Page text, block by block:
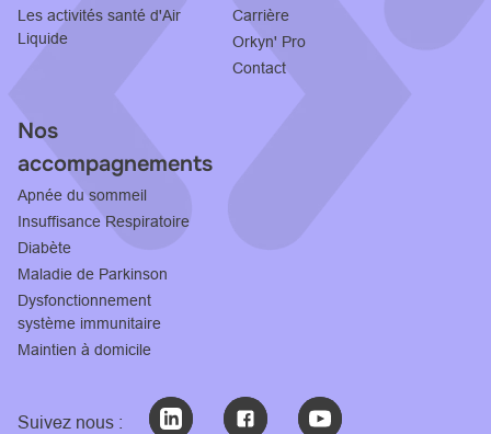
Les activités santé d'Air
Liquide
Carrière
Orkyn' Pro
Contact
Nos
accompagnements
Apnée du sommeil
Insuffisance Respiratoire
Diabète
Maladie de Parkinson
Dysfonctionnement
système immunitaire
Maintien à domicile
Suivez nous :